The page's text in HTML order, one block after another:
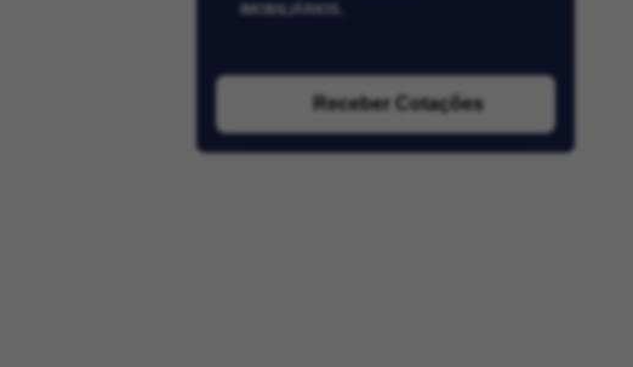
IMOBILIÁRIOS.
Receber Cotações